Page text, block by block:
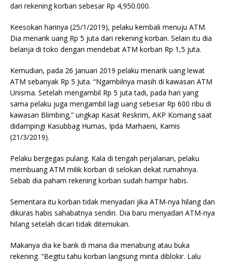
dari rekening korban sebesar Rp 4,950.000.
Keesokan harinya (25/1/2019), pelaku kembali menuju ATM.
Dia menarik uang Rp 5 juta dari rekening korban. Selain itu dia
belanja di toko dengan mendebat ATM korban Rp 1,5 juta.
Kemudian, pada 26 Januari 2019 pelaku menarik uang lewat
ATM sebanyak Rp 5 Juta. “Ngambilnya masih di kawasan ATM
Unisma. Setelah mengambil Rp 5 juta tadi, pada hari yang
sama pelaku juga mengambil lagi uang sebesar Rp 600 ribu di
kawasan Blimbing,” ungkap Kasat Reskrim, AKP Komang saat
didampingi Kasubbag Humas, Ipda Marhaeni, Kamis
(21/3/2019).
Pelaku bergegas pulang. Kala di tengah perjalanan, pelaku
membuang ATM milik korban di selokan dekat rumahnya.
Sebab dia paham rekening korban sudah hampir habis.
Sementara itu korban tidak menyadari jika ATM-nya hilang dan
dikuras habis sahabatnya sendiri. Dia baru menyadari ATM-nya
hilang setelah dicari tidak ditemukan.
Makanya dia ke bank di mana dia menabung atau buka
rekening. “Begitu tahu korban langsung minta diblokir. Lalu